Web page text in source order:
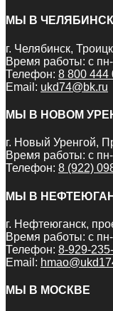
МЫ В
г. Челябинск,
Время работы: с
Телефон: 8 800 444
Email: ukd74@bk.ru
МЫ В НОВОМ
г. Новый Уренгой,
Время работы: с
Телефон: 8 (922)
МЫ В
г. Нефтеюганск,
Время работы: с
Телефон: 8-929-
Email:
МЫ В МОСКВЕ